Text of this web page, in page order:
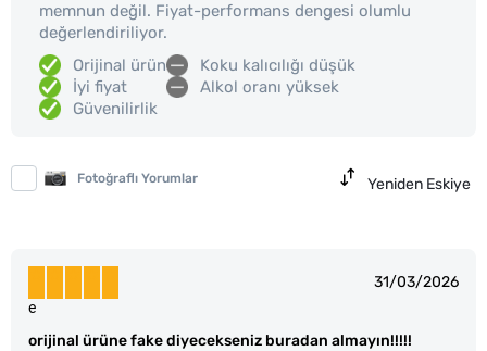
memnun değil. Fiyat-performans dengesi olumlu
değerlendiriliyor.
Orijinal ürün
İyi fiyat
Güvenilirlik
Koku kalıcılığı düşük
Alkol oranı yüksek
Fotoğraflı Yorumlar Yeniden Eskiye
31/03/2026
orijinal ürüne fake diyecekseniz buradan almayın!!!!!
e